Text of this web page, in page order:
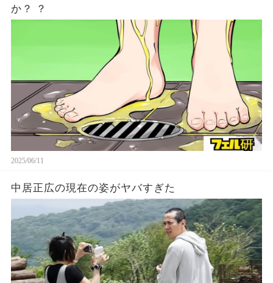
か？ ？
2025/06/11
中居正広の現在の姿がヤバすぎた